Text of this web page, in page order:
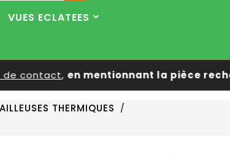
VUES ECLATEES
contact,en mentionnant la pièce
THERMIQUES